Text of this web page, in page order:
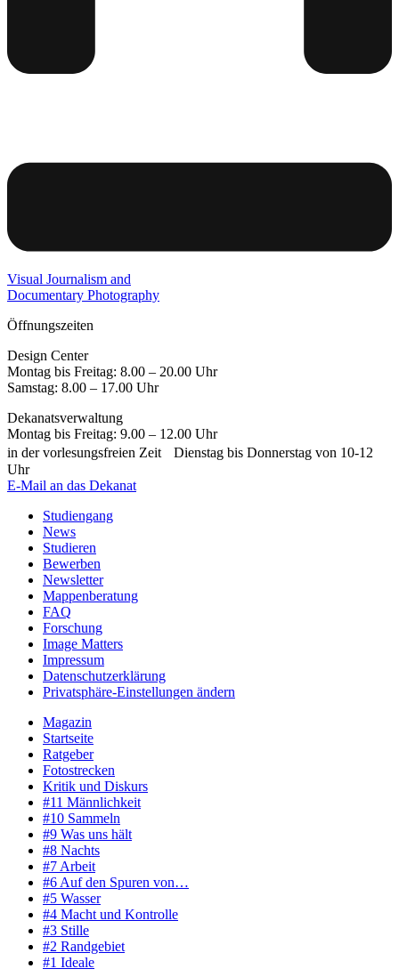
Visual Journalism and
Documentary Photography
Öffnungszeiten
Design Center
Montag bis Freitag: 8.00 – 20.00 Uhr
Samstag: 8.00 – 17.00 Uhr
Dekanatsverwaltung
Montag bis Freitag: 9.00 – 12.00 Uhr
in der vorlesungsfreien Zeit Dienstag bis Donnerstag von 10-12
Uhr
E-Mail an das Dekanat
Studiengang
News
Studieren
Bewerben
Newsletter
Mappenberatung
FAQ
Forschung
Image Matters
Impressum
Datenschutzerklärung
Privatsphäre-Einstellungen ändern
Magazin
Startseite
Ratgeber
Fotostrecken
Kritik und Diskurs
#11 Männlichkeit
#10 Sammeln
#9 Was uns hält
#8 Nachts
#7 Arbeit
#6 Auf den Spuren von…
#5 Wasser
#4 Macht und Kontrolle
#3 Stille
#2 Randgebiet
#1 Ideale